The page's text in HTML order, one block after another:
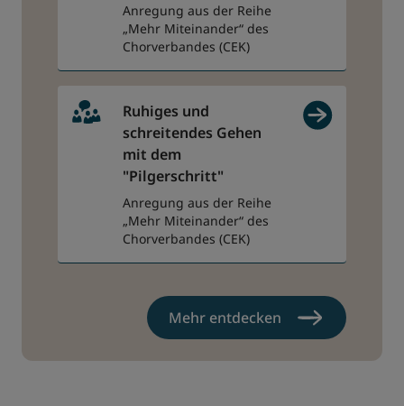
Anregung aus der Reihe
„Mehr Miteinander“ des
Chorverbandes (CEK)
Ruhiges und
schreitendes Gehen
mit dem
"Pilgerschritt"
Anregung aus der Reihe
„Mehr Miteinander“ des
Chorverbandes (CEK)
Mehr entdecken